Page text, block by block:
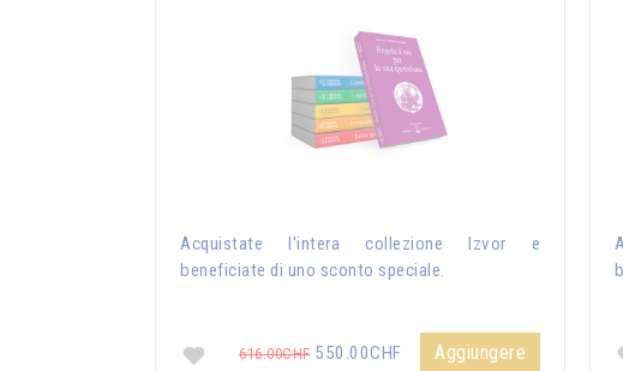
Acquistate l'intera collezione Izvor e
beneficiate di uno sconto speciale.
616.00CHF550.00CHF Aggiungere